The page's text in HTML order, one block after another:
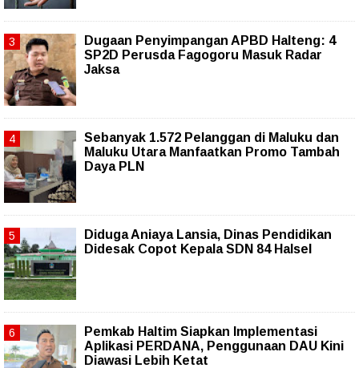
Dugaan Penyimpangan APBD Halteng: 4
SP2D Perusda Fagogoru Masuk Radar
Jaksa
Sebanyak 1.572 Pelanggan di Maluku dan
Maluku Utara Manfaatkan Promo Tambah
Daya PLN
Diduga Aniaya Lansia, Dinas Pendidikan
Didesak Copot Kepala SDN 84 Halsel
Pemkab Haltim Siapkan Implementasi
Aplikasi PERDANA, Penggunaan DAU Kini
Diawasi Lebih Ketat